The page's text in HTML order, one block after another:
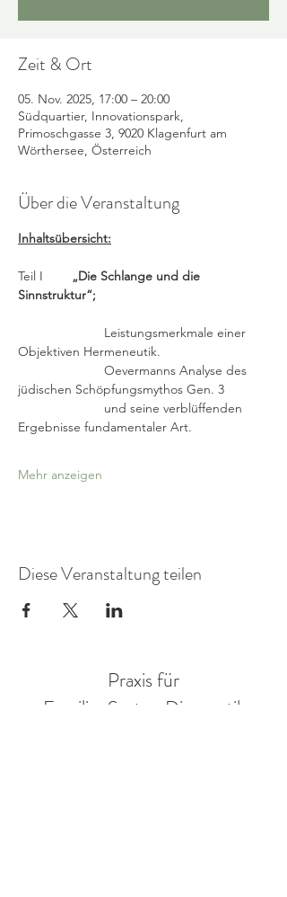
Zeit & Ort
05. Nov. 2025, 17:00 – 20:00
Südquartier, Innovationspark,
Primoschgasse 3, 9020 Klagenfurt am
Wörthersee, Österreich
Über die Veranstaltung
Inhaltsübersicht:
Teil I
„Die Schlange und die
Sinnstruktur“;
Leistungsmerkmale einer
Objektiven Hermeneutik.
Oevermanns Analyse des
jüdischen Schöpfungsmythos Gen. 3
und seine verblüffenden
Ergebnisse fundamentaler Art.
Mehr anzeigen
Diese Veranstaltung teilen
Praxis für
FamilienSystemDiagnostik